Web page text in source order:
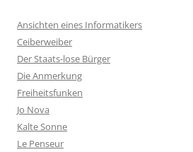
Ansichten eines Informatikers
Ceiberweiber
Der Staats-lose Bürger
Die Anmerkung
Freiheitsfunken
Jo Nova
Kalte Sonne
Le Penseur